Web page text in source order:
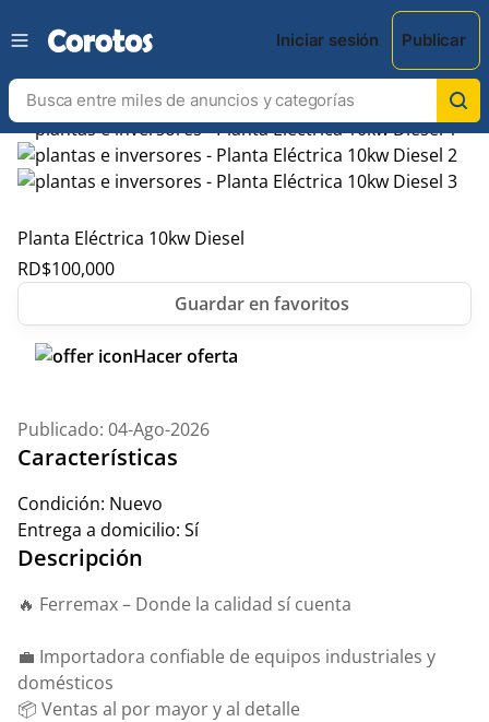
Iniciar sesión Publicar
Planta Eléctrica 10kw Diesel
RD$100,000
Hacer oferta
Publicado: 04-Ago-2026
Características
Condición: Nuevo
Entrega a domicilio: Sí
Descripción
🔥 Ferremax – Donde la calidad sí cuenta
💼 Importadora confiable de equipos industriales y
domésticos
📦 Ventas al por mayor y al detalle